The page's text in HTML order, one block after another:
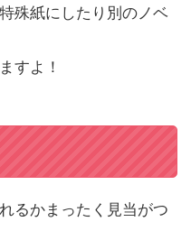
殊紙にしたり別のノベ
すよ！
るかまったく見当がつ